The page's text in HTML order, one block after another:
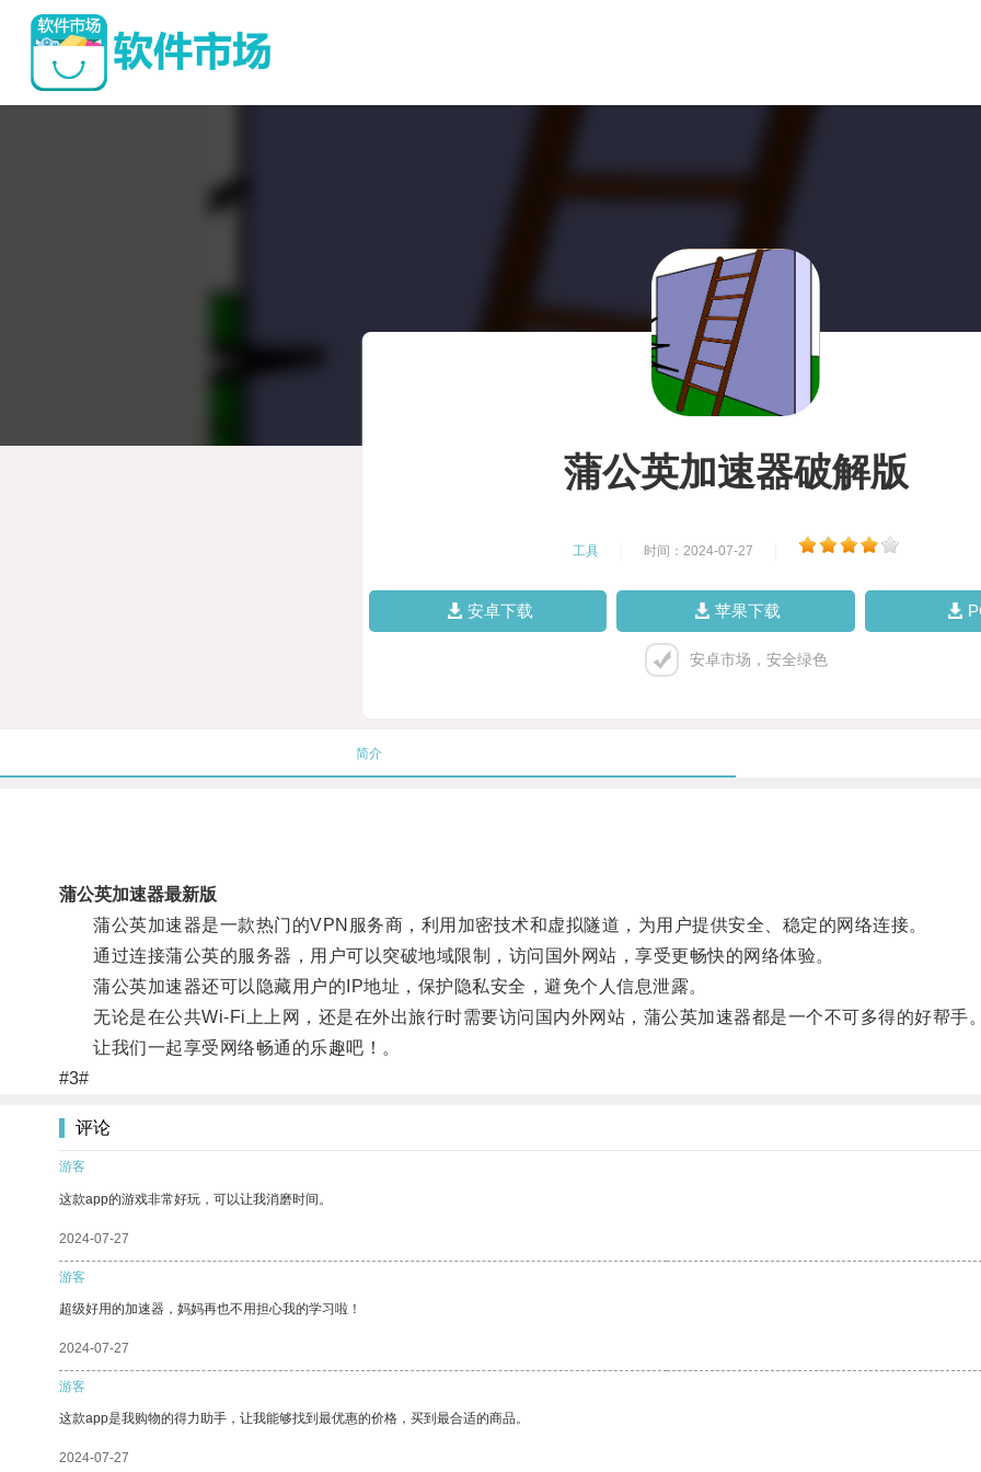
蒲公英加速器破解版
工具 时间：2024-07-27
安卓下载 苹果下载
安卓市场，安全绿色
简介
蒲公英加速器最新版
蒲公英加速器是一款热门的VPN服务商，利用加密技术和虚拟隧道，为用户提供安全、稳定的网络连接。
通过连接蒲公英的服务器，用户可以突破地域限制，访问国外网站，享受更畅快的网络体验。
蒲公英加速器还可以隐藏用户的IP地址，保护隐私安全，避免个人信息泄露。
无论是在公共Wi-Fi上上网，还是在外出旅行时需要访问国内外网站，蒲公英加速器都是一个不可多得的好帮手。
让我们一起享受网络畅通的乐趣吧！。
#3#
评论
游客
这款app的游戏非常好玩，可以让我消磨时间。
2024-07-27
游客
超级好用的加速器，妈妈再也不用担心我的学习啦！
2024-07-27
游客
这款app是我购物的得力助手，让我能够找到最优惠的价格，买到最合适的商品。
2024-07-27